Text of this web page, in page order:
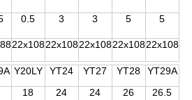
0.5 3 3 5 5
22x10822x10822x10822x10822x108
Y20LY YT24 YT27 YT28
YT29A
18 24 24 26 26.5